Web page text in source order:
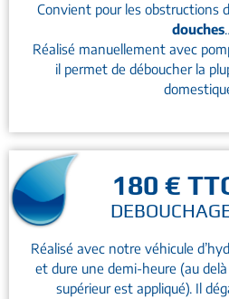
Convient pour les obstructions
douches
Réalisé manuellement avec
il permet de déboucher la
180 €
Réalisé avec notre véhicule
et dure une demi-heure (au
supérieur est appliqué). Il